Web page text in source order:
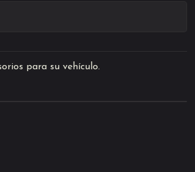
para su vehículo.